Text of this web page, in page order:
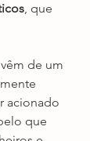
, que
de um
acionado
que